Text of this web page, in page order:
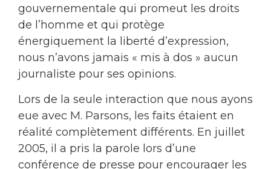
gouvernementale qui promeut les droits
de l’homme et qui protège
énergiquement la liberté d’expression,
nous n’avons jamais « mis à dos » aucun
journaliste pour ses opinions.
Lors de la seule interaction que nous ayons
eue avec M. Parsons, les faits étaient en
réalité complètement différents. En juillet
2005, il a pris la parole lors d’une
conférence de presse pour encourager les